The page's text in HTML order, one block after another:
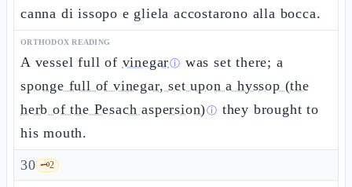
canna di issopo e gliela accostarono alla bocca.
ORTHODOX READING
A vessel full of vinegarⓘ was set there; a
sponge full of vinegar, set upon a hyssop (the
herb of the Pesach aspersion)ⓘ they brought to
his mouth.
30 🗝️2